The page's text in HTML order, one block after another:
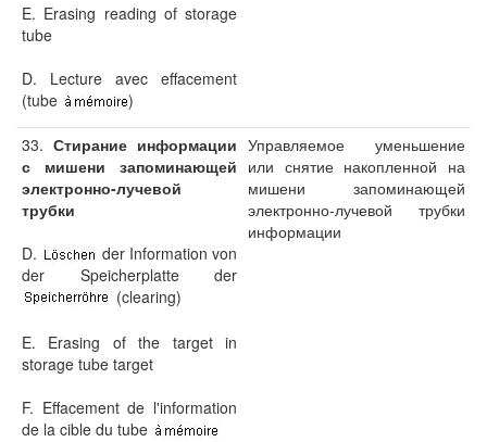
E. Erasing reading of storage
tube
D. Lecture avec effacement
(tube
)
33. Стирание информации
с мишени запоминающей
электронно-лучевой
трубки
D.
der Information von
der Speicherplatte der
(clearing)
E. Erasing of the target in
storage tube target
F. Effacement de l'information
de la cible du tube
Управляемое уменьшение
или снятие накопленной на
мишени запоминающей
электронно-лучевой трубки
информации